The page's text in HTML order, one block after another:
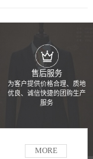
售后服务
为客户提供价格合理、质地
优良、诚信快捷的团购生产
服务
MORE